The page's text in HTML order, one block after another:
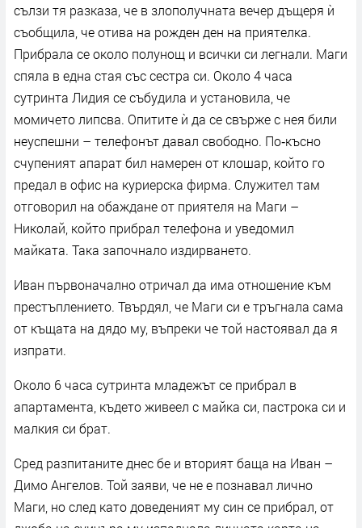
сълзи тя разказа, че в злополучната вечер дъщеря ѝ
съобщила, че отива на рожден ден на приятелка.
Прибрала се около полунощ и всички си легнали. Маги
спяла в една стая със сестра си. Около 4 часа
сутринта Лидия се събудила и установила, че
момичето липсва. Опитите ѝ да се свърже с нея били
неуспешни – телефонът давал свободно. По‑късно
счупеният апарат бил намерен от клошар, който го
предал в офис на куриерска фирма. Служител там
отговорил на обаждане от приятеля на Маги –
Николай, който прибрал телефона и уведомил
майката. Така започнало издирването.
Иван първоначално отричал да има отношение към
престъплението. Твърдял, че Маги си е тръгнала сама
от къщата на дядо му, въпреки че той настоявал да я
изпрати.
Около 6 часа сутринта младежът се прибрал в
апартамента, където живеел с майка си, пастрока си и
малкия си брат.
Сред разпитаните днес бе и вторият баща на Иван –
Димо Ангелов. Той заяви, че не е познавал лично
Маги, но след като доведеният му син се прибрал, от